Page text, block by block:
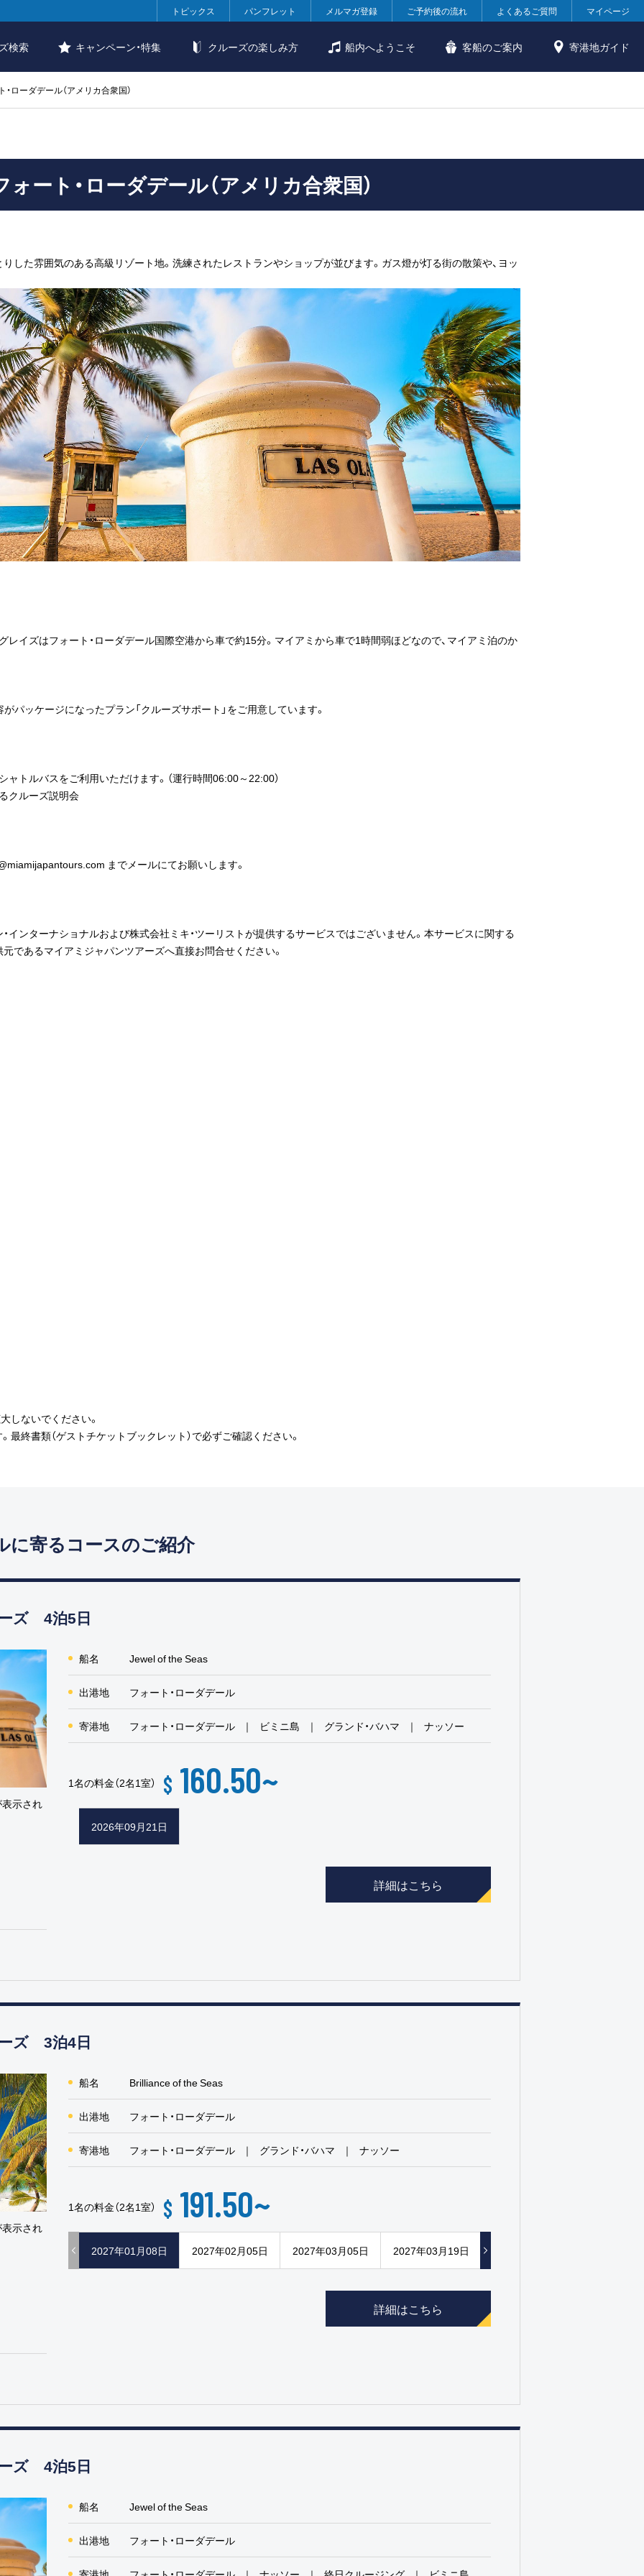
トピックス パンフレット メルマガ登録 ご予約後の流れ よくあるご質問 マイページ
検索 キャンペーン・特集 クルーズの楽しみ方 船内へようこそ 客船のご案内 寄港地ガイド
・ローダデール（アメリカ合衆国）
ォート・ローダデール（アメリカ合衆国）
した雰囲気のある高級リゾート地。洗練されたレストランやショップが並びます。ガス燈が灯る街の散策や、ヨッ
レイズはフォート・ローダデール国際空港から車で約15分。マイアミから車で1時間弱ほどなので、マイアミ泊のか
パッケージになったプラン「クルーズサポート」をご用意しています。
トルバスをご利用いただけます。（運行時間06:00～22:00）
クルーズ説明会
までメールにてお願いします。
インターナショナルおよび株式会社ミキ・ツーリストが提供するサービスではございません。本サービスに関する
であるマイアミジャパンツアーズへ直接お問合せください。
しないでください。
終書類（ゲストチケットブックレット）で必ずご確認ください。
に寄るコースのご紹介
ズ 4泊5日
船名 Jewel of the Seas
出港地 フォート・ローダデール
寄港地 フォート・ローダデール ビミニ島 グランド・バハマ ナッソー
1名の料金（2名1室） $ 160.50~
2026年09月21日
詳細はこちら
示され
ズ 3泊4日
船名 Brilliance of the Seas
出港地 フォート・ローダデール
寄港地 フォート・ローダデール グランド・バハマ ナッソー
1名の料金（2名1室） $ 191.50~
2027年01月08日 2027年02月05日 2027年03月05日 2027年03月19日
詳細はこちら
示され
ズ 4泊5日
船名 Jewel of the Seas
出港地 フォート・ローダデール